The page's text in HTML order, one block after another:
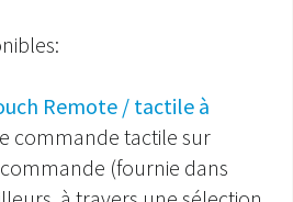
Remote / tactile à
commande tactile sur
(fournie dans